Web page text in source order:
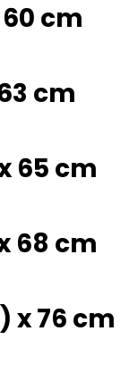
cm
cm
65 cm
68 cm
x 76 cm